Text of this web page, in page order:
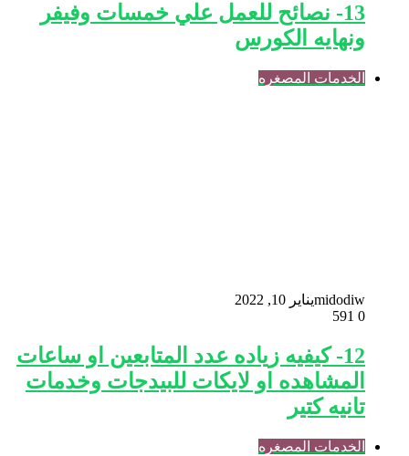
13- نصائح للعمل علي خمسات وفيفر
ونهايه الكورس
الخدمات المصغره
midodiwيناير 10, 2022
0
12- كيفيه زياده عدد المتابعين او ساعات
المشاهده او لايكات للبيدجات وخدمات
تانيه كتير
الخدمات المصغره